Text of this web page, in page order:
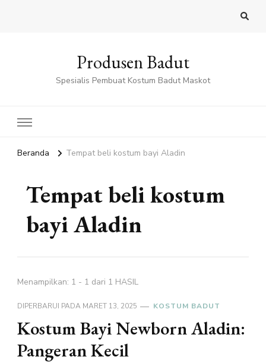
Produsen Badut
Spesialis Pembuat Kostum Badut Maskot
Beranda Tempat beli kostum bayi Aladin
Tempat beli kostum
bayi Aladin
Menampilkan: 1 - 1 dari 1 HASIL
DIPERBARUI PADA MARET 13, 2025 KOSTUM BADUT
Kostum Bayi Newborn Aladin:
Pangeran Kecil